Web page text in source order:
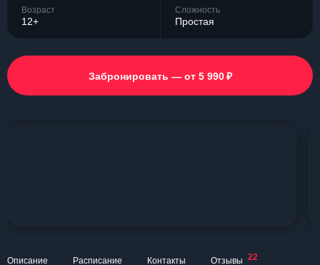
Возраст
12+
Сложность
Простая
Забронировать — от 5 990 ₽
Описание Расписание Контакты Отзывы 22